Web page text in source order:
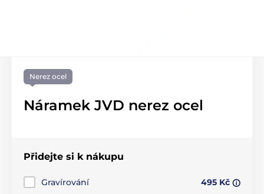
Nerez ocel
Náramek JVD nerez ocel
Přidejte si k nákupu
Gravírování
495 Kč